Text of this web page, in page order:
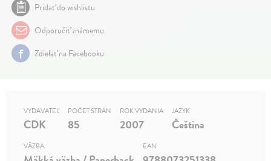
Pridať do wishlistu
Odporučiť známemu
Zdielať na Facebooku
VYDAVATEĽ
CDK
POČET STRÁN
85
ROK VYDANIA
2007
JAZYK
Čeština
VÄZBA EAN